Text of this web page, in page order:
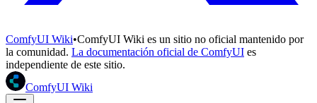
ComfyUI Wiki•ComfyUI Wiki es un sitio no oficial mantenido por
la comunidad. La documentación oficial de ComfyUI es
independiente de este sitio.
ComfyUI Wiki